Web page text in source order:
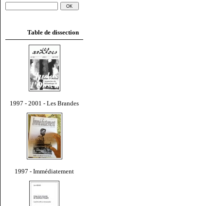
Table de dissection
1997 - 2001 - Les Brandes
1997 - Immédiatement